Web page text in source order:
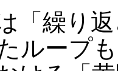
「繰り返
ループ